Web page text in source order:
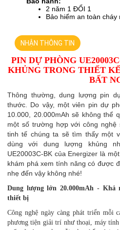
2 năm 1 ĐỔI 1
Bảo hiểm an toàn cháy
NHẬN THÔNG TIN
PIN DỰ PHÒNG
KHỦNG TRONG THIẾT
BẤT
Thông thường, dung lượng pin
thước. Do vậy, một viên pin dự
10.000, 20.000mAh sẽ không thể
một số trường hợp với công
tinh tế chúng ta sẽ tìm thấy một
dùng với dung lượng khủng
UE20003C-BK của Energizer là
khám phá xem tính năng có được
nhẹ đến vậy không nhé!
Dung lượng lớn 20.000mAh - Khả
thiết bị
Công nghệ ngày càng phát triển mỗi
phương tiện giải trí như thoại, máy